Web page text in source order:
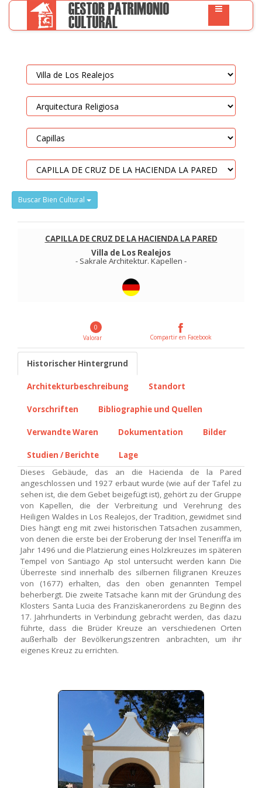
Buscar Bien Cultural
CAPILLA DE CRUZ DE LA HACIENDA LA PARED
Villa de Los Realejos
- Sakrale Architektur. Kapellen -
0
Valorar
Compartir en Facebook
Historischer Hintergrund
Architekturbeschreibung Standort
Vorschriften Bibliographie und Quellen
Verwandte Waren Dokumentation Bilder
Studien / Berichte
Lage
Dieses Gebäude, das an die Hacienda de la Pared
angeschlossen und 1927 erbaut wurde (wie auf der Tafel zu
sehen ist, die dem Gebet beigefügt ist), gehört zu der Gruppe
von Kapellen, die der Verbreitung und Verehrung des
Heiligen Waldes in Los Realejos, der Tradition, gewidmet sind
Dies hängt eng mit zwei historischen Tatsachen zusammen,
von denen die erste bei der Eroberung der Insel Teneriffa im
Jahr 1496 und die Platzierung eines Holzkreuzes im späteren
Tempel von Santiago Ap stol untersucht werden kann Die
Überreste sind innerhalb des silbernen filigranen Kreuzes
von (1677) erhalten, das den oben genannten Tempel
beherbergt. Die zweite Tatsache kann mit der Gründung des
Klosters Santa Lucia des Franziskanerordens zu Beginn des
17. Jahrhunderts in Verbindung gebracht werden, das dazu
führte, dass die Brüder Kreuze an verschiedenen Orten
außerhalb der Bevölkerungszentren anbrachten, um ihr
eigenes Kreuz zu errichten.